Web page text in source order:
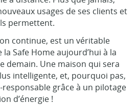
usages de ses clients et
permettent.
continue, est un véritable
Safe Home aujourd’hui à la
demain. Une maison qui sera
intelligente, et, pourquoi pas,
grâce à un pilotage
d’énergie !